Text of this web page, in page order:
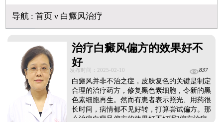
白癜风早期是什么症状图片
导航: 首页ν 白癜风治疗
治疗白癜风偏方的效果好不
好
发布时间：2025-02-10 837
白癜风并非不治之症，皮肤复色的关键是制定
合理的治疗药方，修复黑色素细胞，令新的黑
色素细胞再生。然而有患者表示照光、用药很
长时间，病情都不见好转，打算尝试偏方。那
么治疗白癜风偏方的效果好不好呢?偏方治疗